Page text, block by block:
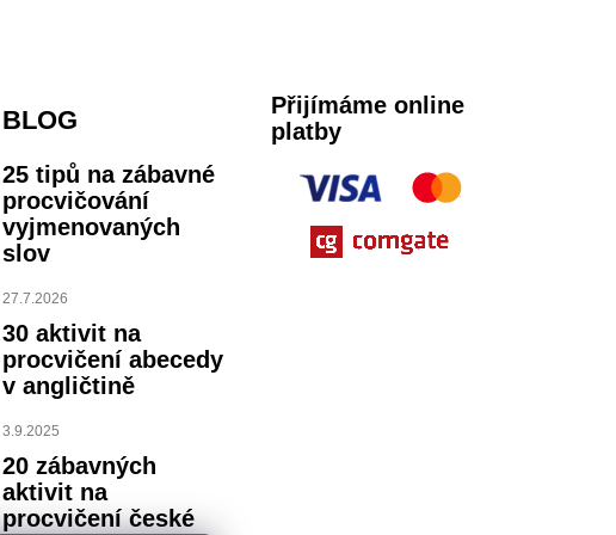
BLOG
25 tipů na zábavné
procvičování
vyjmenovaných
slov
27.7.2026
30 aktivit na
procvičení abecedy
v angličtině
3.9.2025
20 zábavných
aktivit na
procvičení české
Přijímáme online
platby